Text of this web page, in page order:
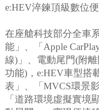
e:HEV淬鍊頂級數位
在座艙科技部分全車
能」、「Apple
線)」、電動尾門(附
功能)，e:HEV車型搭
表」、「MVCS環景
「道路環境虛擬實境